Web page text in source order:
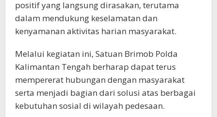
positif yang langsung dirasakan, terutama
dalam mendukung keselamatan dan
kenyamanan aktivitas harian masyarakat.
Melalui kegiatan ini, Satuan Brimob Polda
Kalimantan Tengah berharap dapat terus
mempererat hubungan dengan masyarakat
serta menjadi bagian dari solusi atas berbagai
kebutuhan sosial di wilayah pedesaan.